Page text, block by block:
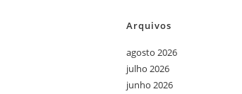
Arquivos
agosto 2026
julho 2026
junho 2026